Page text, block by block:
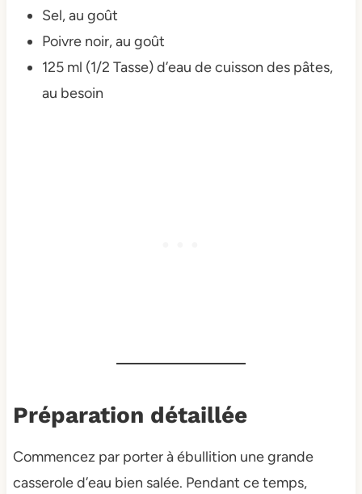
Sel, au goût
Poivre noir, au goût
125 ml (1/2 Tasse) d’eau de cuisson des pâtes,
au besoin
Préparation détaillée
Commencez par porter à ébullition une grande
casserole d’eau bien salée. Pendant ce temps,